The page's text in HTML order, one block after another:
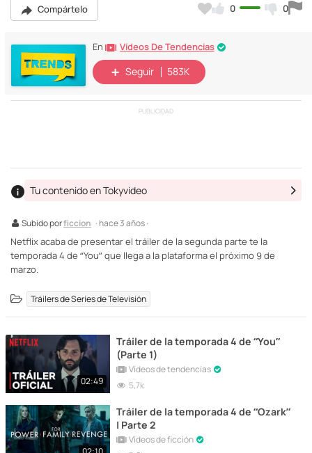
Compártelo 0 0
En Vídeos De Tendencias
Seguir 583K
PUBLICIDAD
Subido porficcion · hace 3 años ·
Tu contenido en Tokyvideo
Netflix acaba de presentar el tráiler de la segunda parte te la
temporada 4 de “You” que llega a la plataforma el próximo 9 de
marzo.
Tráilers de Series de Televisión
02:49
Tráiler de la temporada 4 de “You”
(Parte 1)
Vídeos de tendencias
5,7k
Tráiler de la temporada 4 de “Ozark”
| Parte 2
Vídeos de ficción